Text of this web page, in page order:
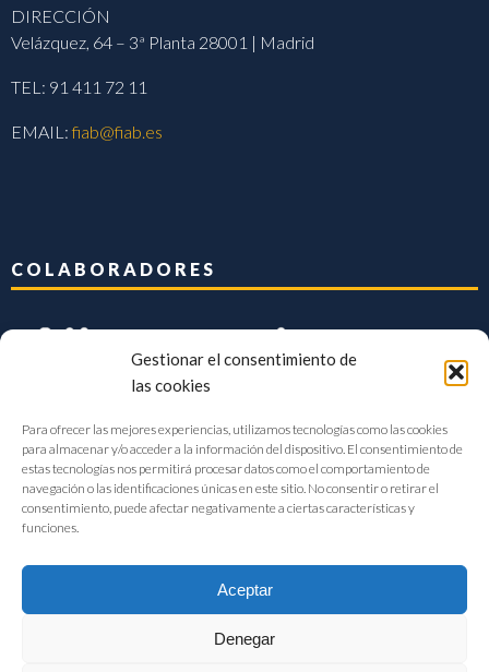
Gestionar el consentimiento de
las cookies
Para ofrecer las mejores experiencias, utilizamos tecnologías como las cookies
para almacenar y/o acceder a la información del dispositivo. El consentimiento de
estas tecnologías nos permitirá procesar datos como el comportamiento de
navegación o las identificaciones únicas en este sitio. No consentir o retirar el
consentimiento, puede afectar negativamente a ciertas características y
funciones.
Aceptar
Denegar
DIRECCIÓN
Velázquez, 64 – 3ª Planta 28001 | Madrid
TEL: 91 411 72 11
EMAIL:fiab@fiab.es
COLABORADORES